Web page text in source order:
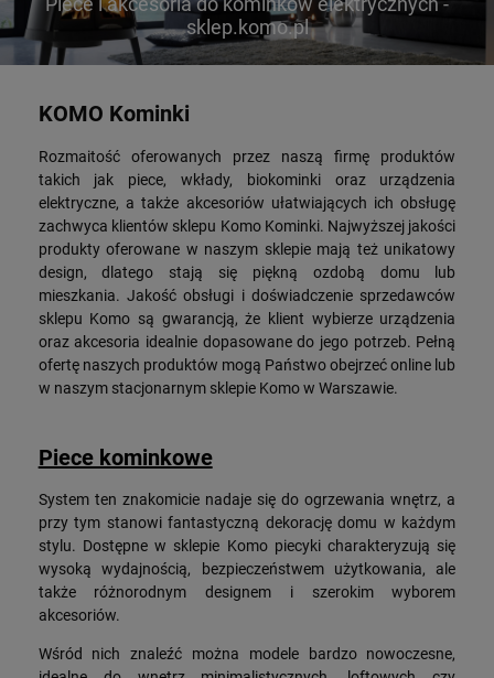
sklep.komo.pl
KOMO Kominki
Rozmaitość oferowanych przez naszą firmę produktów
takich jak piece, wkłady, biokominki oraz urządzenia
elektryczne, a także akcesoriów ułatwiających ich obsługę
zachwyca klientów sklepu Komo Kominki. Najwyższej jakości
produkty oferowane w naszym sklepie mają też unikatowy
design, dlatego stają się piękną ozdobą domu lub
mieszkania. Jakość obsługi i doświadczenie sprzedawców
sklepu Komo są gwarancją, że klient wybierze urządzenia
oraz akcesoria idealnie dopasowane do jego potrzeb. Pełną
ofertę naszych produktów mogą Państwo obejrzeć online lub
w naszym stacjonarnym sklepie Komo w Warszawie.
Piece kominkowe
System ten znakomicie nadaje się do ogrzewania wnętrz, a
przy tym stanowi fantastyczną dekorację domu w każdym
stylu. Dostępne w sklepie Komo piecyki charakteryzują się
wysoką wydajnością, bezpieczeństwem użytkowania, ale
także różnorodnym designem i szerokim wyborem
akcesoriów.
Wśród nich znaleźć można modele bardzo nowoczesne,